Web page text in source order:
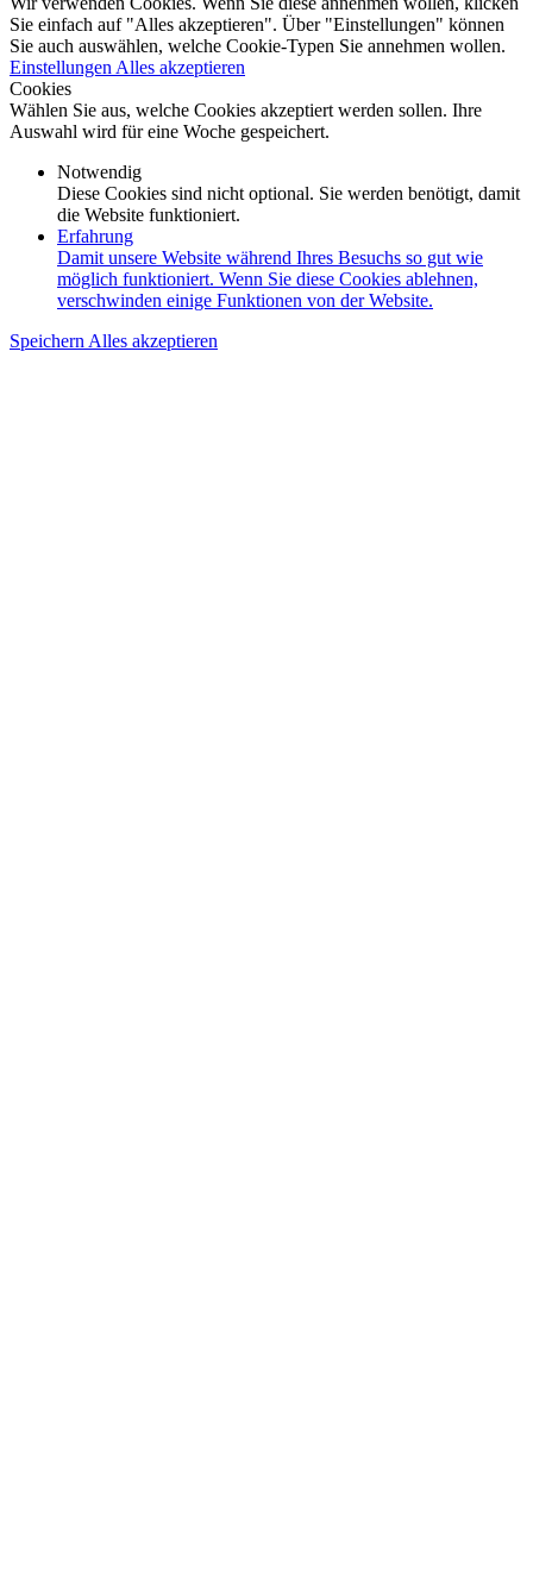
Sie einfach auf "Alles akzeptieren". Über "Einstellungen" können
Sie auch auswählen, welche Cookie-Typen Sie annehmen wollen.
Einstellungen Alles akzeptieren
Cookies
Wählen Sie aus, welche Cookies akzeptiert werden sollen. Ihre
Auswahl wird für eine Woche gespeichert.
Notwendig
Diese Cookies sind nicht optional. Sie werden benötigt, damit
die Website funktioniert.
Erfahrung
Damit unsere Website während Ihres Besuchs so gut wie
möglich funktioniert. Wenn Sie diese Cookies ablehnen,
verschwinden einige Funktionen von der Website.
Speichern Alles akzeptieren